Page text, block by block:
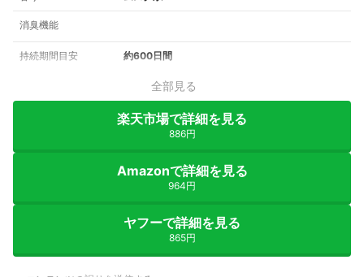
消臭機能
持続期間目安 約600日間
全部見る
楽天市場で詳細を見る
886円
Amazonで詳細を見る
964円
ヤフーで詳細を見る
865円